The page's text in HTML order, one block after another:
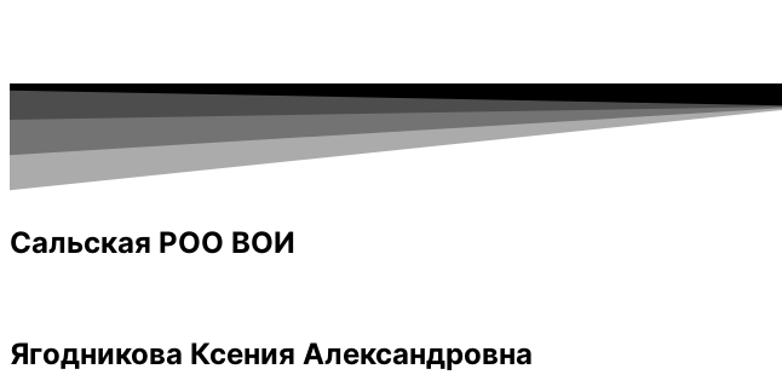
Сальская РОО ВОИ
Ягодникова Ксения Александровна